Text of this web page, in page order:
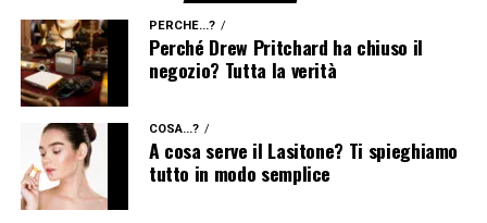
PERCHÉ...?
Perché Drew Pritchard ha chiuso il
negozio? Tutta la verità
COSA...?
A cosa serve il Lasitone? Ti spieghiamo
tutto in modo semplice